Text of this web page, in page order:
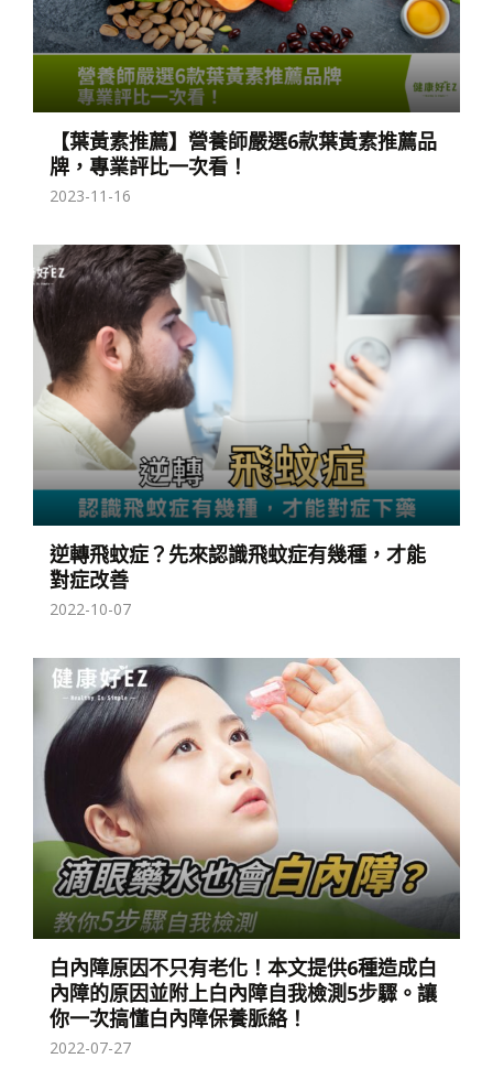
【葉黃素推薦】營養師嚴選6款葉黃素推薦品
牌，專業評比一次看！
2023-11-16
逆轉飛蚊症？先來認識飛蚊症有幾種，才能
對症改善
2022-10-07
白內障原因不只有老化！本文提供6種造成白
內障的原因並附上白內障自我檢測5步驟。讓
你一次搞懂白內障保養脈絡！
2022-07-27